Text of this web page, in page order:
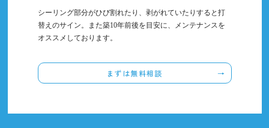
シーリング部分がひび割れたり、剥がれていたりすると打
替えのサイン。また築10年前後を目安に、メンテナンスを
オススメしております。
まずは無料相談